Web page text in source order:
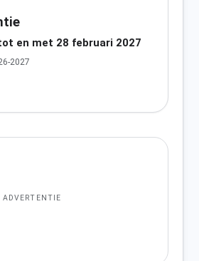
en met 28 februari 2027
2027
ADVERTENTIE